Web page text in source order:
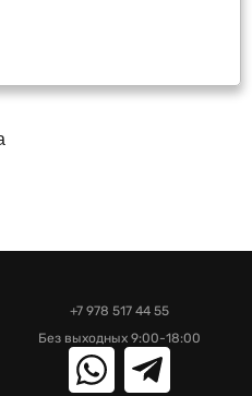
+7 978 517 44 55
Без выходных 9:00-18:00